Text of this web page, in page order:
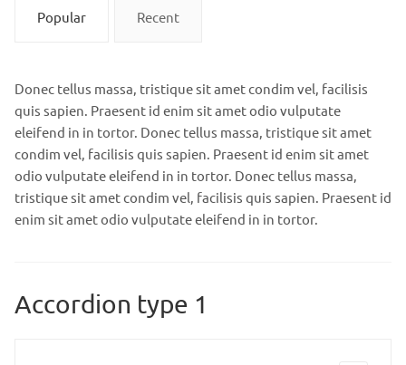
Popular Recent
Donec tellus massa, tristique sit amet condim vel, facilisis
quis sapien. Praesent id enim sit amet odio vulputate
eleifend in in tortor. Donec tellus massa, tristique sit amet
condim vel, facilisis quis sapien. Praesent id enim sit amet
odio vulputate eleifend in in tortor. Donec tellus massa,
tristique sit amet condim vel, facilisis quis sapien. Praesent id
enim sit amet odio vulputate eleifend in in tortor.
Accordion type 1